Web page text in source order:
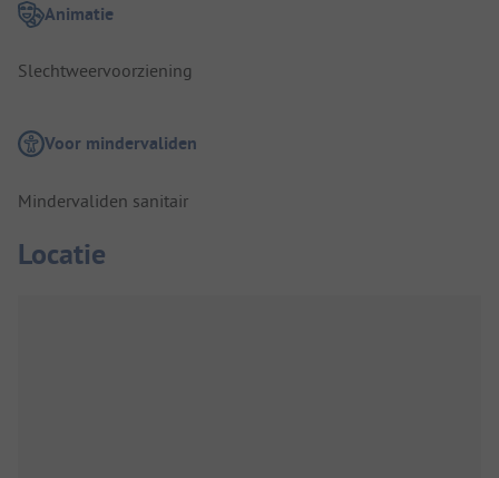
Animatie
Slechtweervoorziening
Voor mindervaliden
Mindervaliden sanitair
Locatie